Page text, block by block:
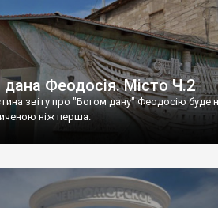
Феодосія. Місто Ч.2
звіту про "Богом дану" Феодосію буде
ніж перша.